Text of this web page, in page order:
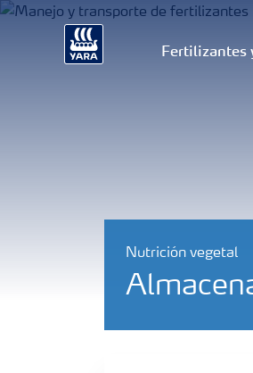
Fertilizantes
Nutrición vegetal